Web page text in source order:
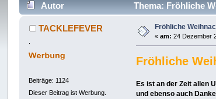
Autor Thema: Fröhliche
TACKLEFEVER
Beiträge: 1124
Dieser Beitrag ist Werbung.
Fröhliche
«am: 24 Dezember
Fröhliche
Es ist an der Zeit allen
und ebenso auch